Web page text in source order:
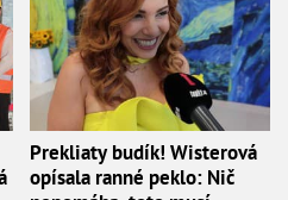
Prekliaty budík! Wisterová
opísala ranné peklo: Nič